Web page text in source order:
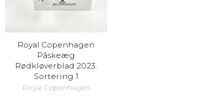
Royal Copenhagen
Påskeæg
Rødkløverblad 2023.
Sortering 1
Royal Copenhagen